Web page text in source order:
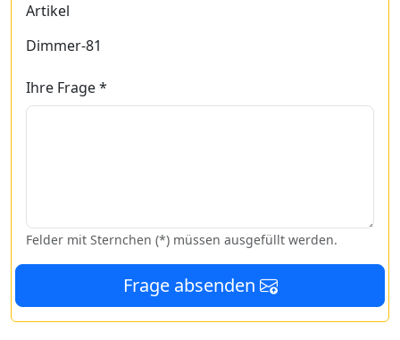
Artikel
Dimmer-81
Ihre Frage *
Felder mit Sternchen (*) müssen ausgefüllt werden.
Frage absenden